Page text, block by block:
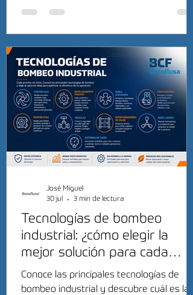
Tecnologías de bombeo
industrial: ¿cómo elegir la
mejor solución para cada
proceso?
Conoce las principales tecnologías de
bombeo industrial y descubre cuál es la
José Miguel
30 jul
3 min de lectura